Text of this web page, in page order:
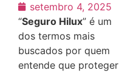
setembro 4, 2025
“Seguro Hilux” é um
dos termos mais
buscados por quem
entende que proteger